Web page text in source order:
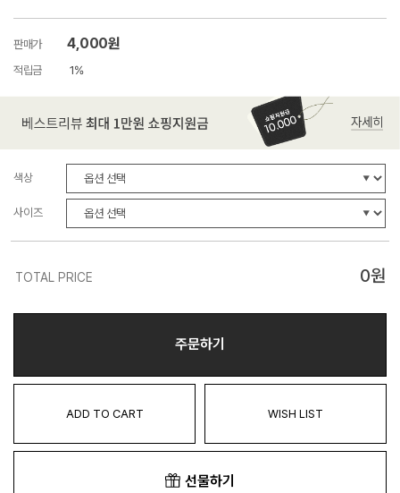
판매가 4,000원
적립금 1%
색상
사이즈
TOTAL PRICE 0원
주문하기
ADD TO CART WISH LIST
선물하기